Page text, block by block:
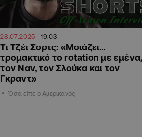
28.07.2025 19:03
Τι Τζέι Σορτς: «Μοιάζει…
τρομακτικό το rotation με εμένα,
τον Ναν, τον Σλούκα και τον
Γκραντ»
Όσα είπε ο Αμερικανός